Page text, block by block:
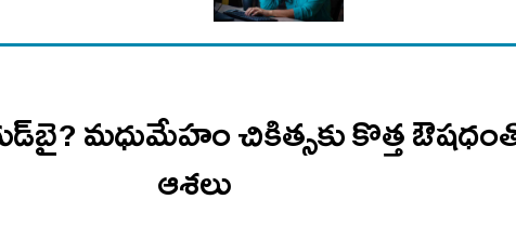
గుడ్‌బై? మధుమేహం చికిత్సకు కొత్త
ఆశలు